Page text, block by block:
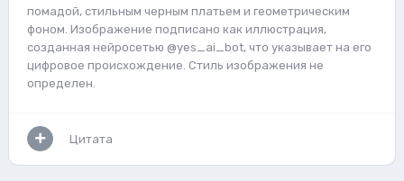
помадой, стильным черным платьем и геометрическим
фоном. Изображение подписано как иллюстрация,
созданная нейросетью @yes_ai_bot, что указывает на его
цифровое происхождение. Стиль изображения не
определен.
Цитата